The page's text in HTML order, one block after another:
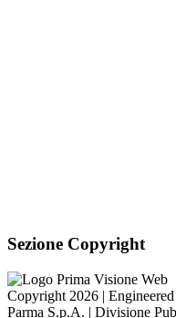
Sezione Copyright
Copyright 2026 |
Parma S.p.A. | Divisione